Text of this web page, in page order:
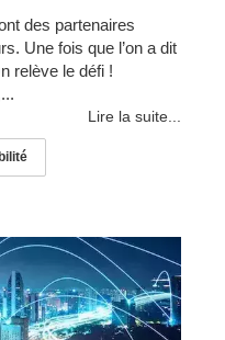
des partenaires
Une fois que l’on a dit
relève le défi !
Lire la suite...